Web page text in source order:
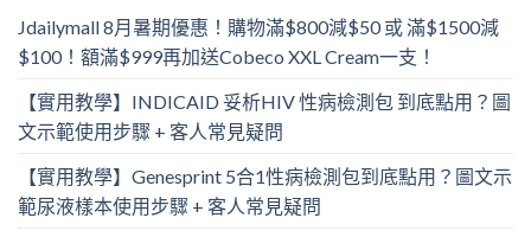
Jdailymall 8月暑期優惠！購物滿$800減$50 或 滿$1500減
$100！額滿$999再加送Cobeco XXL Cream一支！
【實用教學】INDICAID 妥析HIV 性病檢測包 到底點用？圖
文示範使用步驟 + 客人常見疑問
【實用教學】Genesprint 5合1性病檢測包到底點用？圖文示
範尿液樣本使用步驟 + 客人常見疑問